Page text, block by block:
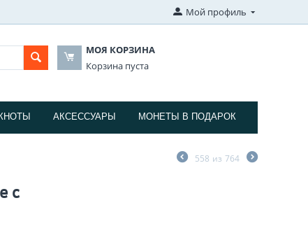
Мой профиль
МОЯ КОРЗИНА
Корзина пуста
АКСЕССУАРЫ МОНЕТЫ В ПОДАРОК
558 из 764
с